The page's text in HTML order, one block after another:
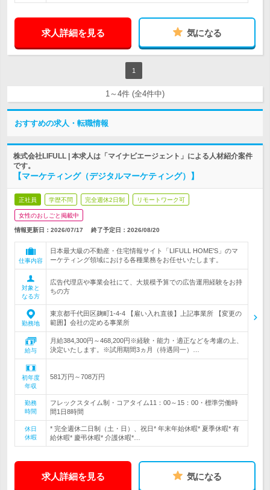
求人詳細を見る 気になる
1
1～4件 (全4件中)
おすすめの求人・転職情報
株式会社LIFULL | 本求人は「マイナビエージェント」による人材紹介案件
です。
【マーケティング（デジタルマーケティング）】
正社員 学歴不問 完全週休2日制 リモートワーク可
女性のおしごと掲載中
情報更新日：2026/07/17 終了予定日： 2026/08/20
仕事内容
日本最大級の不動産・住宅情報サイト「LIFULL HOME'S」のマ
ーケティング領域における各種業務をお任せいたします。
対象と
なる方
広告代理店や事業会社にて、大規模予算での広告運用経験をお持
ちの方
勤務地
東京都千代田区麹町1-4-4 【雇い入れ直後】上記事業所 【変更の
範囲】会社の定める事業所
給与
月給384,300円～468,200円※経験・能力・適正などを考慮の上、
決定いたします。※試用期間3ヵ月（待遇同一）…
初年度
年収
581万円～708万円
勤務
時間
フレックスタイム制・コアタイム11：00～15：00・標準労働時
間1日8時間
休日
休暇
* 完全週休二日制（土・日）、祝日* 年末年始休暇* 夏季休暇* 有
給休暇* 慶弔休暇* 介護休暇*…
求人詳細を見る 気になる